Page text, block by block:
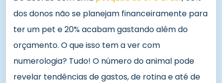
dos donos não se planejam financeiramente para
ter um pet e 20% acabam gastando além do
orçamento. O que isso tem a ver com
numerologia? Tudo! O número do animal pode
revelar tendências de gastos, de rotina e até de